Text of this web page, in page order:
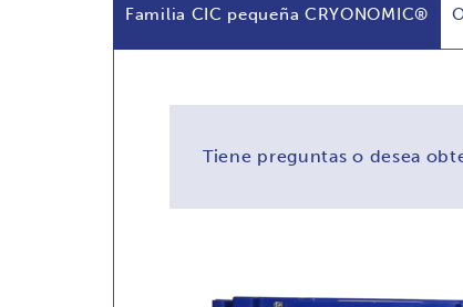
Familia CIC pequeña CRYONOMIC®
Tiene preguntas o desea